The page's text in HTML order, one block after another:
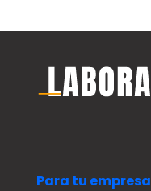
Para tu empresa